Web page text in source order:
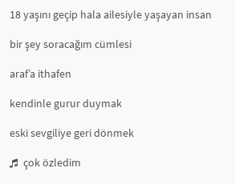
18 yaşını geçip hala ailesiyle yaşayan insan
bir şey soracağım cümlesi
araf’a ithafen
kendinle gurur duymak
eski sevgiliye geri dönmek
çok özledim